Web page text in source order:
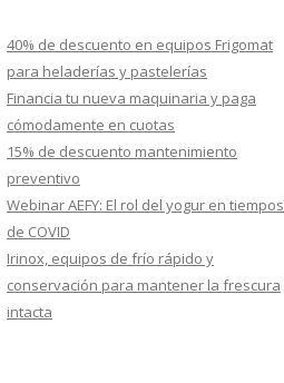
r
40% de descuento en equipos Frigomat
para heladerías y pastelerías
Financia tu nueva maquinaria y paga
cómodamente en cuotas
15% de descuento mantenimiento
preventivo
Webinar AEFY: El rol del yogur en tiempos
de COVID
Irinox, equipos de frío rápido y
conservación para mantener la frescura
intacta